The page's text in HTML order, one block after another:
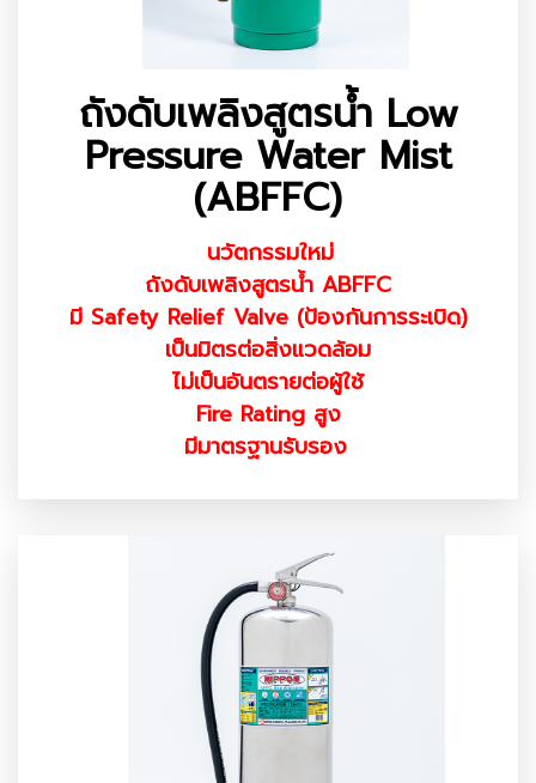
ถังดับเพลิงสูตรน้ำ Low
Pressure Water Mist
(ABFFC)
นวัตกรรมใหม่
ถังดับเพลิงสูตรน้ำ ABFFC
มี Safety Relief Valve (ป้องกันการระเบิด)
เป็นมิตรต่อสิ่งแวดล้อม
ไม่เป็นอันตรายต่อผู้ใช้
Fire Rating สูง
มีมาตรฐานรับรอง